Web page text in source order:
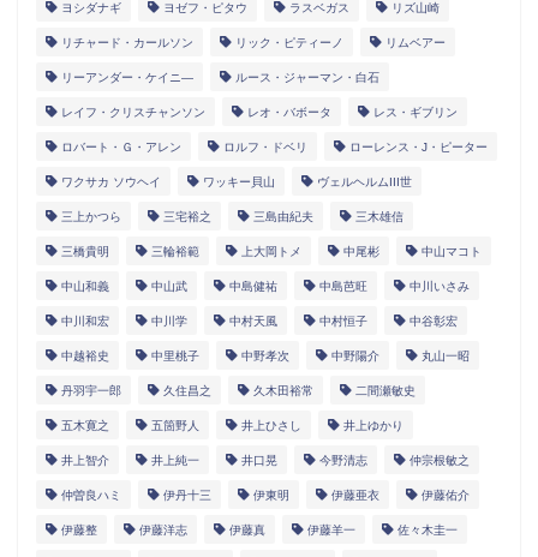
ヨシダナギ ヨゼフ・ピタウ ラスベガス リズ山崎
リチャード・カールソン リック・ピティーノ リムベアー
リーアンダー・ケイニ― ルース・ジャーマン・白石
レイフ・クリスチャンソン レオ・バボータ レス・ギブリン
ロバート・Ｇ・アレン ロルフ・ドベリ ローレンス・J・ピーター
ワクサカ ソウヘイ ワッキー貝山 ヴェルヘルムIII世
三上かつら 三宅裕之 三島由紀夫 三木雄信
三橋貴明 三輪裕範 上大岡トメ 中尾彬 中山マコト
中山和義 中山武 中島健祐 中島芭旺 中川いさみ
中川和宏 中川学 中村天風 中村恒子 中谷彰宏
中越裕史 中里桃子 中野孝次 中野陽介 丸山一昭
丹羽宇一郎 久住昌之 久木田裕常 二間瀬敏史
五木寛之 五箇野人 井上ひさし 井上ゆかり
井上智介 井上純一 井口晃 今野清志 仲宗根敏之
仲曽良ハミ 伊丹十三 伊東明 伊藤亜衣 伊藤佑介
伊藤整 伊藤洋志 伊藤真 伊藤羊一 佐々木圭一